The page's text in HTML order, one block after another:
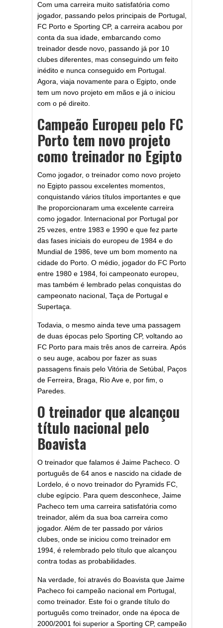
Com uma carreira muito satisfatória como
jogador, passando pelos principais de Portugal,
FC Porto e Sporting CP, a carreira acabou por
conta da sua idade, embarcando como
treinador desde novo, passando já por 10
clubes diferentes, mas conseguindo um feito
inédito e nunca conseguido em Portugal.
Agora, viaja novamente para o Egipto, onde
tem um novo projeto em mãos e já o iniciou
com o pé direito.
Campeão Europeu pelo FC
Porto tem novo projeto
como treinador no Egipto
Como jogador, o treinador como novo projeto
no Egipto passou excelentes momentos,
conquistando vários títulos importantes e que
lhe proporcionaram uma excelente carreira
como jogador. Internacional por Portugal por
25 vezes, entre 1983 e 1990 e que fez parte
das fases iniciais do europeu de 1984 e do
Mundial de 1986, teve um bom momento na
cidade do Porto. O médio, jogador do FC Porto
entre 1980 e 1984, foi campeonato europeu,
mas também é lembrado pelas conquistas do
campeonato nacional, Taça de Portugal e
Supertaça.
Todavia, o mesmo ainda teve uma passagem
de duas épocas pelo Sporting CP, voltando ao
FC Porto para mais três anos de carreira. Após
o seu auge, acabou por fazer as suas
passagens finais pelo Vitória de Setúbal, Paços
de Ferreira, Braga, Rio Ave e, por fim, o
Paredes.
O treinador que alcançou
título nacional pelo
Boavista
O treinador que falamos é Jaime Pacheco. O
português de 64 anos e nascido na cidade de
Lordelo, é o novo treinador do Pyramids FC,
clube egípcio. Para quem desconhece, Jaime
Pacheco tem uma carreira satisfatória como
treinador, além da sua boa carreira como
jogador. Além de ter passado por vários
clubes, onde se iniciou como treinador em
1994, é relembrado pelo título que alcançou
contra todas as probabilidades.
Na verdade, foi através do Boavista que Jaime
Pacheco foi campeão nacional em Portugal,
como treinador. Este foi o grande título do
português como treinador, onde na época de
2000/2001 foi superior a Sporting CP, campeão